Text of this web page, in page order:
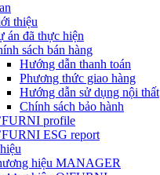
thiệu
án đã thực hiện
sách bán hàng
Hướng dẫn thanh toán
Phương thức giao hàng
Hướng dẫn sử dụng nội thất
Chính sách bảo hành
profile
ESG report
hiệu MANAGER